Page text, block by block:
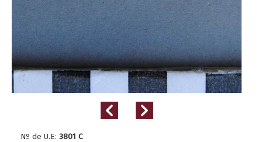
Nº de U.E: 3801 C